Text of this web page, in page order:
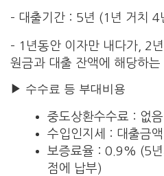
– 대출기간 : 5년 (1년 거치 4
– 1년동안 이자만 내다가, 2
원금과 대출 잔액에 해당하
▶ 수수료 등 부대비용
중도상환수수료 : 없음
수입인지세 : 대출금
보증료율 : 0.9% (5년
점에 납부)